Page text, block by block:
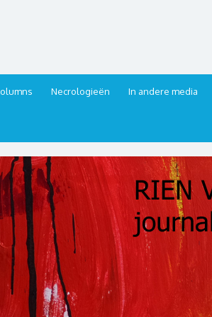
Necrologieën In andere media